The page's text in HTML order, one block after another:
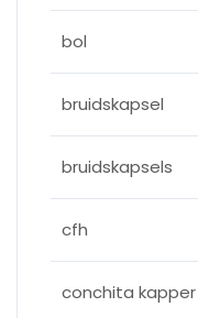
bol
bruidskapsel
bruidskapsels
cfh
conchita kapper